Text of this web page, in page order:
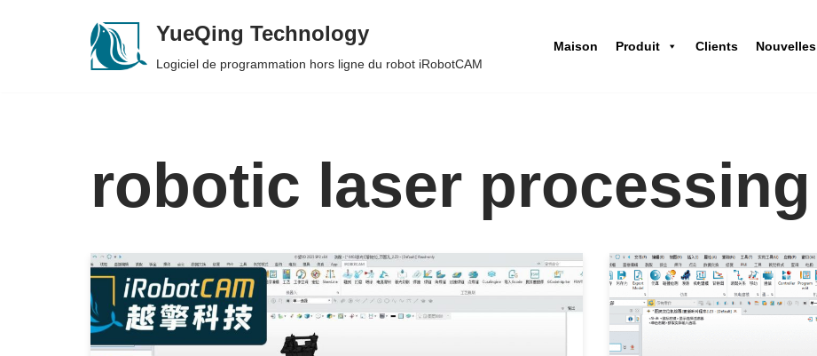
YueQing Technology
Logiciel de programmation hors ligne du robot iRobotCAM
Maison Produit Clients Nouvelles
robotic laser processing